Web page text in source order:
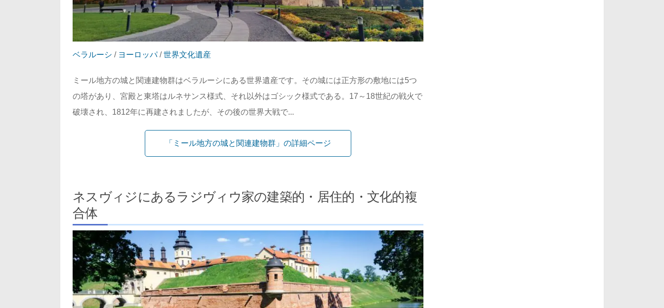
ベラルーシ / ヨーロッパ/世界文化遺産
ミール地方の城と関連建物群はベラルーシにある世界遺産です。その城には正方形の敷地には5つ
の塔があり、宮殿と東塔はルネサンス様式、それ以外はゴシック様式である。17～18世紀の戦火で
破壊され、1812年に再建されましたが、その後の世界大戦で...
「ミール地方の城と関連建物群」の詳細ページ
ネスヴィジにあるラジヴィウ家の建築的・居住的・文化的複
合体